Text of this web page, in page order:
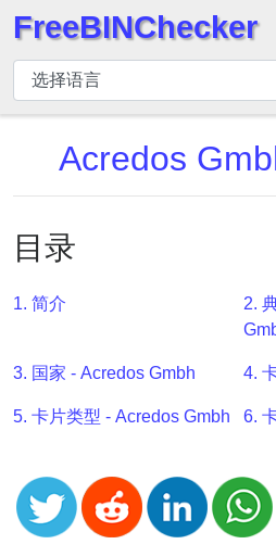
BIN
检
查
索
号
API
Generator
Checker
v2
BIN
FreeBINChecker
Acredos
目录
1. 简介
2.
3. 国家 - Acredos Gmbh 4.
5. 卡片类型 - Acredos Gmbh 6.